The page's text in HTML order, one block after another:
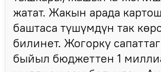
жатат. Жакын арада
баштаса түшүмдүн так
билинет. Жогорку
быйыл бюджеттен 1